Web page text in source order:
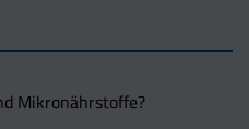
Mikronährstoffe?